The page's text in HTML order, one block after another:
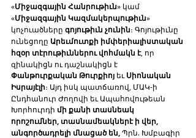
«Միջազգային Հանրութիւն» կամ
«Միջազգային Կազմակերպութիւն»
կոչուածները գոյութիւն չունին։ Գոյութիւնը
ունեցողը Արեւմուտքի իմփերիալիստական
հզօր տէրութիւններու վոհմակն է, որ
զինակիցն ու դաշնակիցն է
Փանթուրքական Թուրքիոյ եւ Սիոնական
Իսրայէլի։ Այդ իսկ պատճառով, ՄԱԿ-ի
Ընդհանուր Ժողովի եւ Ապահովութեան
Խորհուրդի մի քանի տասնեակ
որոշումներ, տասնամեակներէ ի վեր,
անգործադրելի մնացած են, Պրն. Խմբագիր